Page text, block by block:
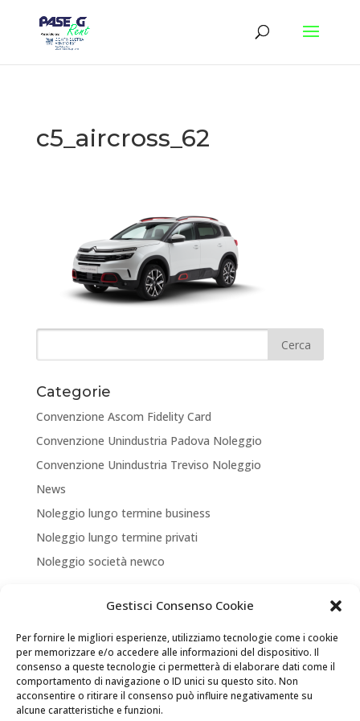
Gestisci Consenso Cookie
Per fornire le migliori esperienze, utilizziamo tecnologie come i cookie
per memorizzare e/o accedere alle informazioni del dispositivo. Il
consenso a queste tecnologie ci permetterà di elaborare dati come il
comportamento di navigazione o ID unici su questo sito. Non
acconsentire o ritirare il consenso può influire negativamente su
alcune caratteristiche e funzioni.
c5_aircross_62
Categorie
Convenzione Ascom Fidelity Card
Convenzione Unindustria Padova Noleggio
Convenzione Unindustria Treviso Noleggio
News
Noleggio lungo termine business
Noleggio lungo termine privati
Noleggio società newco
Articoli recenti
ASSICURA LA TUA MOBILITA’
NEW LOCATION + NEW PARTNERSHIP
Convenzione Soci di UNINDUSTRIA PADOVA TREVISO
VENEZIA ROVIGO